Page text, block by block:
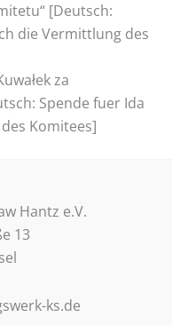
[Deutsch:
die Vermittlung des
za
Spende fuer Ida
Komitees]
Hantz e.V.
13
ks.de